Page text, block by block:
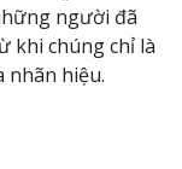
người đã
khi chúng chỉ là
hiệu.